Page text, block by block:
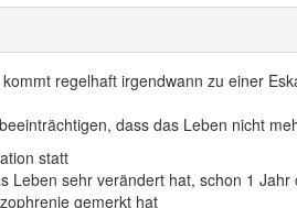
regelhaft irgendwann zu einer
dass das Leben nicht
statt
Leben sehr verändert hat, schon 1
gemerkt hat